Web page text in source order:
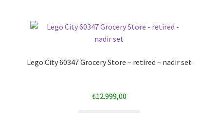
Lego City 60347 Grocery Store – retired – nadir set
₺12.999,00